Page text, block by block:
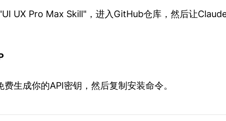
UX Pro Max Skill"，进入GitHub仓库，然后让
生成你的API密钥，然后复制安装命令。